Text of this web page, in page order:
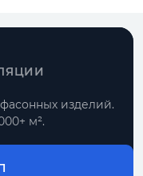
изделий.
м².